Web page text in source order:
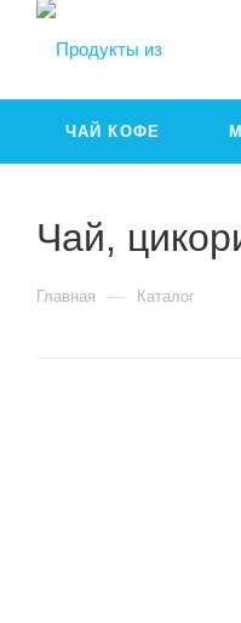
ЧАЙ КОФЕ
Чай,
Главная — Каталог